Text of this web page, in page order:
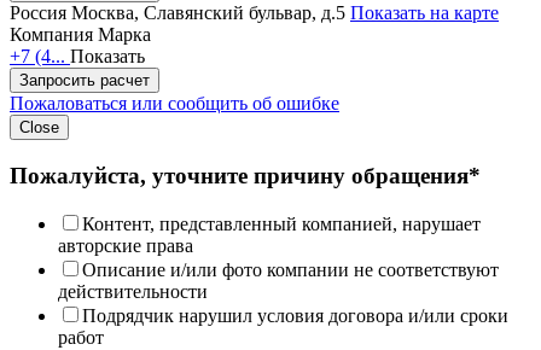
Россия Москва, Славянский бульвар, д.5 Показать на карте
Компания Марка
+7 (4... Показать
Запросить расчет
Пожаловаться или сообщить об ошибке
Close
Пожалуйста, уточните причину обращения*
Контент, представленный компанией, нарушает
авторские права
Описание и/или фото компании не соответствуют
действительности
Подрядчик нарушил условия договора и/или сроки
работ